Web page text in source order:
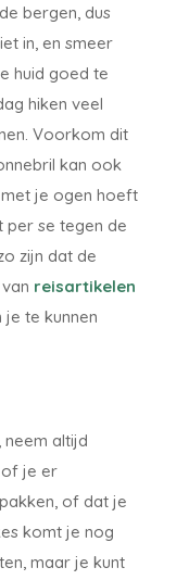
bergen, dus
in, en smeer
huid goed te
hiken veel
Voorkom dit
kan ook
je ogen hoeft
per se tegen de
zijn dat de
reisartikelen
te kunnen
neem altijd
je er
of dat je
komt je nog
maar je kunt